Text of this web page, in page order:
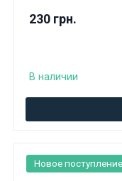
230 грн.
В наличии
Новое поступление